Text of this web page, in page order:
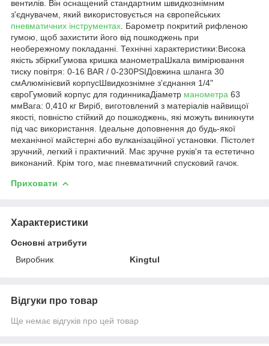
вентилів. Він оснащений стандартним швидкознімним
з'єднувачем, який використовується на європейських
пневматичних інструментах . Барометр покритий рифленою
гумою, щоб захистити його від пошкоджень при
необережному покладанні. Технічні характеристики:Висока
якість збіркиГумова кришка манометраШкала вимірювання
тиску повітря: 0-16 BAR / 0-230PSIДовжина шланга 30
смАлюмінієвий корпусШвидкознімне з'єднання 1/4"
євроГумовий корпус для годинникаДіаметр манометра 63
ммВага: 0,410 кг Виріб, виготовлений з матеріалів найвищої
якості, повністю стійкий до пошкоджень, які можуть виникнути
під час використання. Ідеальне доповнення до будь-якої
механічної майстерні або вулканізаційної установки. Пістолет
зручний, легкий і практичний. Має зручне руків'я та естетично
виконаний. Крім того, має пневматичний спусковий гачок.
Приховати
Характеристики
Основні атрибути
Виробник
Kingtul
Відгуки про товар
Ще немає відгуків про цей товар